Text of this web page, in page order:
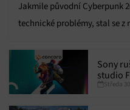
Jakmile původní Cyberpunk
technické problémy, stal se
Red oznámila, že práce na
předprodukce. Není to
Sony
studio
Středa